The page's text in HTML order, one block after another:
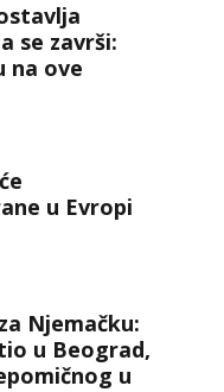
se završi:
na ove
u Evropi
Njemačku:
u Beograd,
u